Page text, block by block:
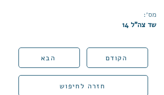
שד צה"ל 14
מס׳:
הקודם הבא
חזרה לחיפוש